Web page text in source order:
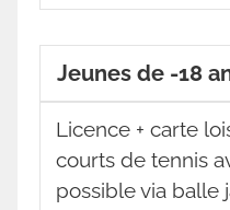
Jeunes de -18
Licence + carte
courts de tennis
possible via balle